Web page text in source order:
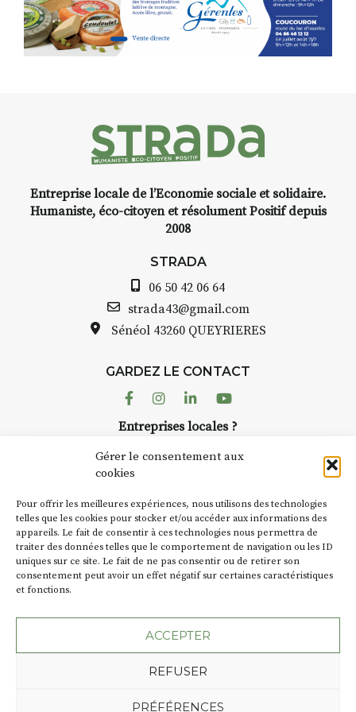
Gérer le consentement aux
cookies
Pour offrir les meilleures expériences, nous utilisons des technologies
telles que les cookies pour stocker et/ou accéder aux informations des
appareils. Le fait de consentir à ces technologies nous permettra de
traiter des données telles que le comportement de navigation ou les ID
uniques sur ce site. Le fait de ne pas consentir ou de retirer son
consentement peut avoir un effet négatif sur certaines caractéristiques
et fonctions.
ACCEPTER
REFUSER
PRÉFÉRENCES
Programmée en off du festival
d’Auzon, cette expo-
installation temporaire vous
INTERVIEW
avez ouvert une galerie à
Auzon…
Bernard TURLE Le Fumoir n’est
pas une galerie permanente.
AuzonToujours organise
dans le village. Des artistes et
caves, les granges d’Auzon. Le
Fumoir est l’un de ces espaces
d’autres activités culturelles de
la Petite Cité de Caractère. Par
exemple, l’installationCochon
Charbons’inscrit comme en
« off » du festival d’Auzon 2026
SA D’où vient le nom :Fumoir?
BT C’est le terme employé dans
les actes de propriété du lieu.
c’était un saloir et
Entreprise locale de l’Economie sociale et solidaire.
Humaniste, éco-citoyen et résolument Positif depuis
2008
STRADA
06 50 42 06 64
strada43@gmail.com
Sénéol 43260 QUEYRIERES
GARDEZ LE CONTACT
FacebookInstagram
LinkedinYoutube
Entreprises locales ?
Suivez toute l'actu de Strada